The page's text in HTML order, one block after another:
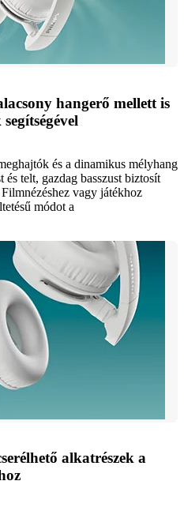
hangerő mellett is
és a dinamikus mélyhang
telt, gazdag basszust biztosít
vagy játékhoz
módot a
alkatrészek a